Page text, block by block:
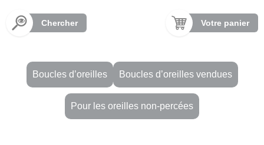
Chercher Votre panier
Boucles d’oreilles Boucles d’oreilles vendues
Pour les oreilles non-percées